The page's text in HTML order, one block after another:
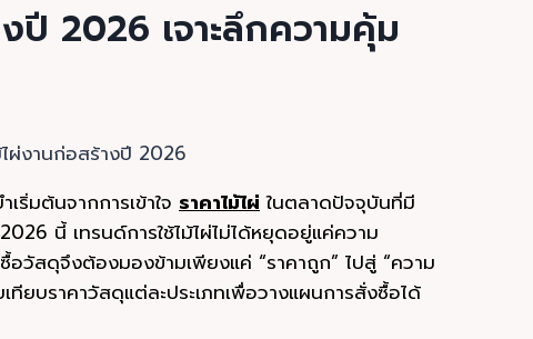
ปี 2026 เจาะลึกความคุ้ม
ริ่มต้นจากการเข้าใจ ราคาไม้ไผ่ในตลาดปัจจุบันที่มี
นี้ เทรนด์การใช้ไม้ไผ่ไม่ได้หยุดอยู่แค่ความ
อวัสดุจึงต้องมองข้ามเพียงแค่ “ราคาถูก” ไปสู่ “ความ
ยบราคาวัสดุแต่ละประเภทเพื่อวางแผนการสั่งซื้อได้